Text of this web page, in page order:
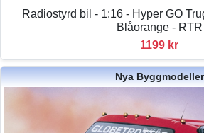
Radiostyrd bil - 1:16 - Hyper GO
Blåorange - RTR
1199 kr
Nya Byggmodeller